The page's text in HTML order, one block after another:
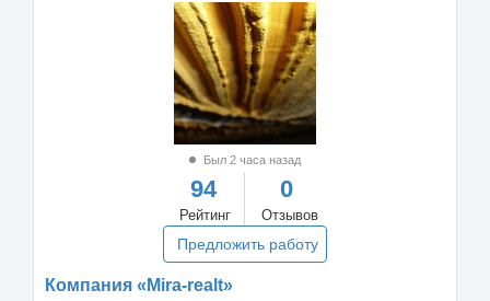
Был 2 часа назад
94
Рейтинг
0
Отзывов
Предложить работу
Компания «Mira-realt»